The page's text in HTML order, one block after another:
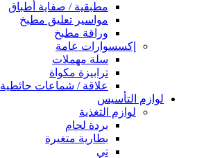
مطبقية / صفاية أطباق
مواسير تعليق مطبخ
وراقة مطبخ
إكسسوارات عامة
سلة مهملات
ترابيزة مكواة
علاقة / شماعات حائطية
لوازم التأسيس
لوازم التغذية
بردة لحام
بطارية متغيرة
تي